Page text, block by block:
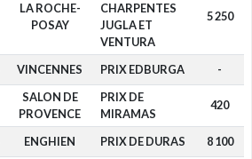
LA ROCHE-
POSAY
CHARPENTES
JUGLA ET
VENTURA
5 250
VINCENNES PRIX EDBURGA -
SALON DE
PROVENCE
PRIX DE
MIRAMAS
420
ENGHIEN PRIX DE DURAS 8 100